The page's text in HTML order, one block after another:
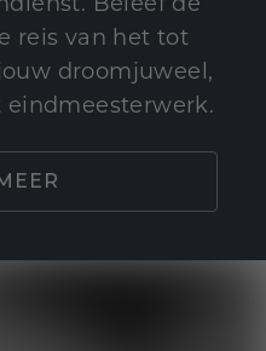
reis van het tot
droomjuweel,